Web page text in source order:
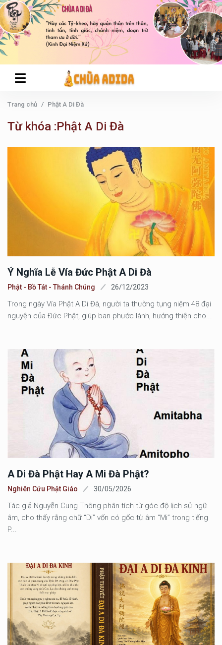
Trang chủ Phật A Di Đà
Từ khóa :Phật A Di Đà
Ý Nghĩa Lễ Vía Đức Phật A Di Đà
Phật - Bồ Tát - Thánh Chúng 26/12/2023
Trong ngày Vía Phật A Di Đà, người ta thường tụng niệm 48 đại
nguyện của Đức Phật, giúp ban phước lành, hướng thiện cho...
A Di Đà Phật Hay A Mi Đà Phật?
Nghiên Cứu Phật Giáo 30/05/2026
Tác giả Nguyễn Cung Thông phân tích từ góc độ lịch sử ngữ
âm, cho thấy rằng chữ “Di” vốn có gốc từ âm “Mi” trong tiếng
P...